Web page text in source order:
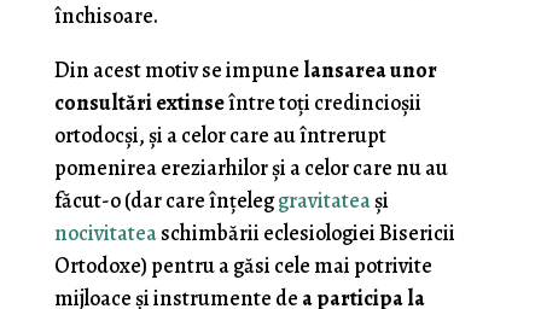
închisoare.
Din acest motiv se impune lansarea unor
consultări extinseîntre toţi credincioşii
ortodocşi, şi a celor care au întrerupt
pomenirea ereziarhilor şi a celor care nu au
făcut-o (dar care înţeleggravitateaşi
nocivitateaschimbării eclesiologiei Bisericii
Ortodoxe) pentru a găsi cele mai potrivite
mijloace şi instrumente de a participa la